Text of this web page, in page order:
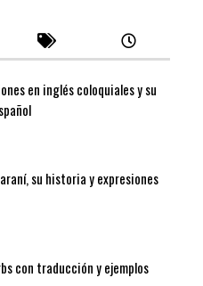
en inglés coloquiales y su
su historia y expresiones
con traducción y ejemplos